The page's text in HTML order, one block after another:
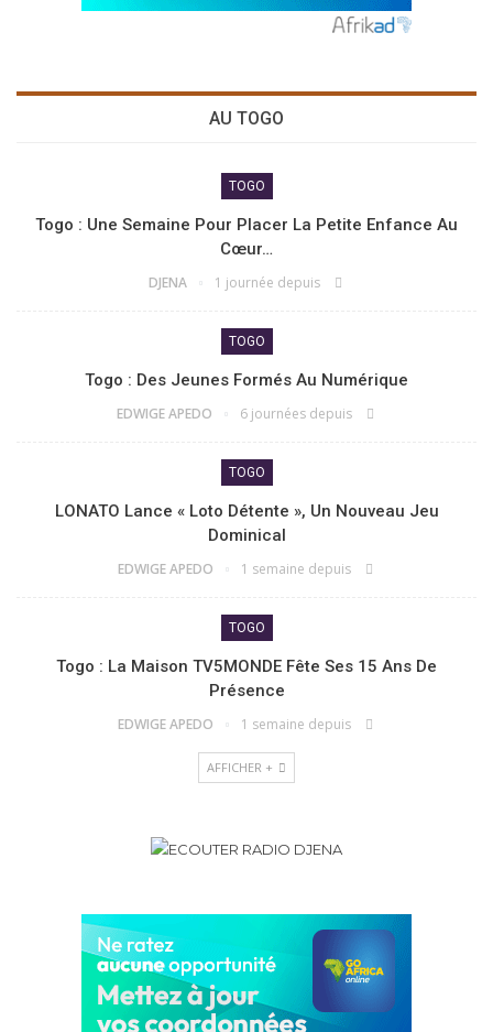
AU TOGO
TOGO
Togo : Une Semaine Pour Placer La Petite Enfance Au
Cœur…
DJENA 1 journée depuis
TOGO
Togo : Des Jeunes Formés Au Numérique
EDWIGE APEDO 6 journées depuis
TOGO
LONATO Lance « Loto Détente », Un Nouveau Jeu
Dominical
EDWIGE APEDO 1 semaine depuis
TOGO
Togo : La Maison TV5MONDE Fête Ses 15 Ans De
Présence
EDWIGE APEDO 1 semaine depuis
AFFICHER +